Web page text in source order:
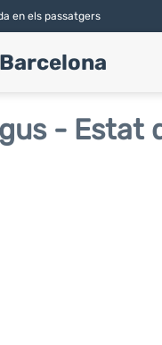
en els passatgers
- Estat